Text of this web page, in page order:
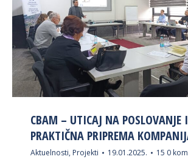
CBAM – UTICAJ NA POSLOVANJE I
PRAKTIČNA PRIPREMA
Aktuelnosti, Projekti 19.01.2025. 15 0